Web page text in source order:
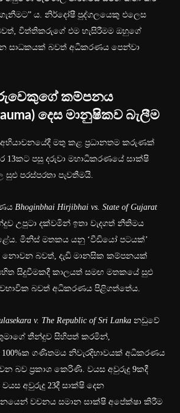
ය. නිර්දෝෂී පුද්ගලයෙකු එලෙස
විත්තිකරුගේ එම හැසිරීමම ඔහුගේ
සාධකයක් බවත් අධිකරණය පෙන්වා
කම්පනය
දෙස මානුෂිකව බැලීම
මතු කළ ප්‍රධානතම කරුණක්
13කට පසු දරුවා මහාධිකරණයේ සාක්ෂි
පරස්පරතා පැවතීමයි.
Bhoginbhai Hirjibhai vs. State of Gujarat
උපුටා දක්වමින් ඉතා වැදගත් නීතිමය
මිනිස් මතකය යනු ‘වීඩියෝ පටයක්’
නොවන බවත්, දැඩි මානසික කම්පනයක්
සහිත සිදුවීමකදී කාලයත් සමඟ මතකයේ සුළු
බවත් අධිකරණය පිළිගත්තේය.
v. The Republic of Sri Lanka නඩුවේ
තීන්දුව සිහිපත් කරමින්,
ගණිතමය නිවැරදිභාවයක් අධිකරණය
බව ප්‍රකාශ කෙරිණි. වයස අවුරුදු 9කදී
අවුරුදු 23දී සාක්ෂි දෙන
වචනය සමාන සාක්ෂි අපේක්ෂා කිරීම